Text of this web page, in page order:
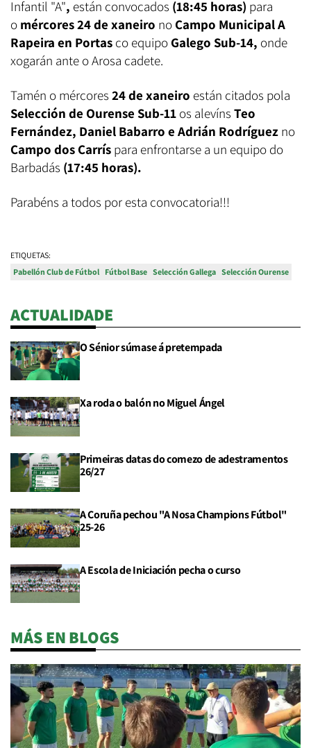
Infantil "A", están convocados (18:45 horas) para
o mércores 24 de xaneiro no Campo Municipal A
Rapeira en Portas co equipo Galego Sub-14, onde
xogarán ante o Arosa cadete.
Tamén o mércores 24 de xaneiro están citados pola
Selección de Ourense Sub-11 os alevíns Teo
Fernández, Daniel Babarro e Adrián Rodríguez no
Campo dos Carrís para enfrontarse a un equipo do
Barbadás (17:45 horas).
Parabéns a todos por esta convocatoria!!!
ETIQUETAS:
Pabellón Club de Fútbol Fútbol Base Selección Gallega Selección Ourense
ACTUALIDADE
O Sénior súmase á pretempada
Xa roda o balón no Miguel Ángel
Primeiras datas do comezo de adestramentos
26/27
A Coruña pechou "A Nosa Champions Fútbol"
25-26
A Escola de Iniciación pecha o curso
MÁS EN BLOGS